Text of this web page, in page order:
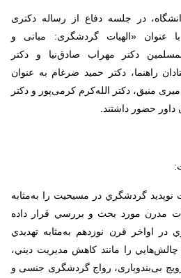
در جلسه دفاع از رساله دکتری
عنوان «الهیات گردشگری: مبانی و
دکتر مهراب صادق‌نیا و دکتر
راهنما، دکتر حمید ضرغام به عنوان
منیق، دکتر الله‌کرم کرمی‌پور و دکتر
داور حضور داشتند.
نوپدید گردشگري در مسیحیت را به‌مثابه
مدرن مورد بحث و بررسي قرار داده
اواخر قرن نوزدهم به‌مثابه تهديدي
چالش‌هايي را مانند كاهش مديريت ديني،
بی‌بندوباری، رواج گردشگری جنسی و